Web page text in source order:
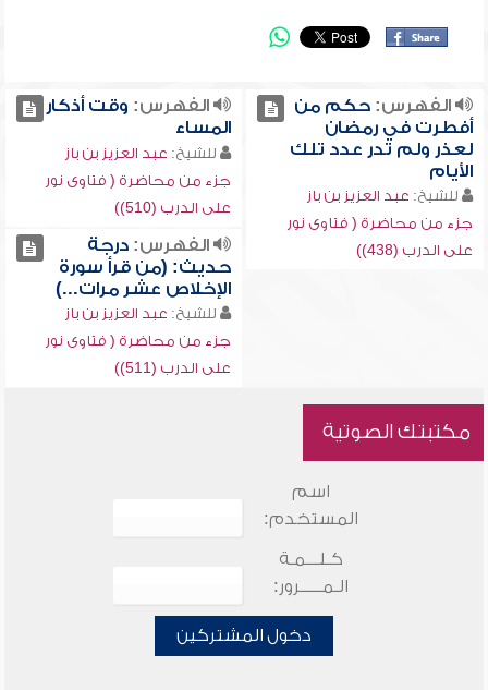
الفهرس:حكم من
أفطرت في رمضان
لعذر ولم تدر عدد تلك
الأيام
للشيخ: عبد العزيز بن باز
جزء من محاضرة ( فتاوى نور
على الدرب (438))
الفهرس: وقت أذكار
المساء
للشيخ: عبد العزيز بن باز
جزء من محاضرة ( فتاوى نور
على الدرب (510))
الفهرس:درجة
حديث: (من قرأ سورة
الإخلاص عشر مرات...)
للشيخ: عبد العزيز بن باز
جزء من محاضرة ( فتاوى نور
على الدرب (511))
مكتبتك الصوتية
اسم
المستخدم:
كـلـــمـة
الـمـــــرور:
دخول المشتركين